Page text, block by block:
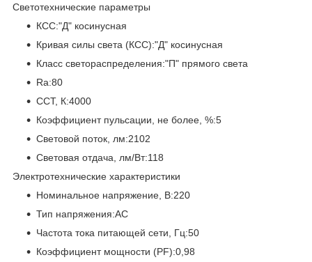
Светотехнические параметры
КСС:"Д" косинусная
Кривая силы света (КСС):"Д" косинусная
Класс светораспределения:"П" прямого света
Ra:80
CCT, К:4000
Коэффициент пульсации, не более, %:5
Световой поток, лм:2102
Световая отдача, лм/Вт:118
Электротехнические характеристики
Номинальное напряжение, В:220
Тип напряжения:AC
Частота тока питающей сети, Гц:50
Коэффициент мощности (PF):0,98